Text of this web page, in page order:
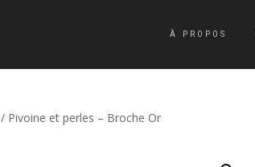
À PROPOS
/ Pivoine et perles – Broche Or